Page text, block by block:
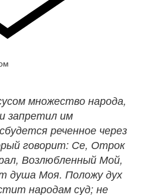
множество народа,
запретил им
реченное через
говорит: Се, Отрок
Возлюбленный Мой,
душа Моя. Положу дух
народам суд; не